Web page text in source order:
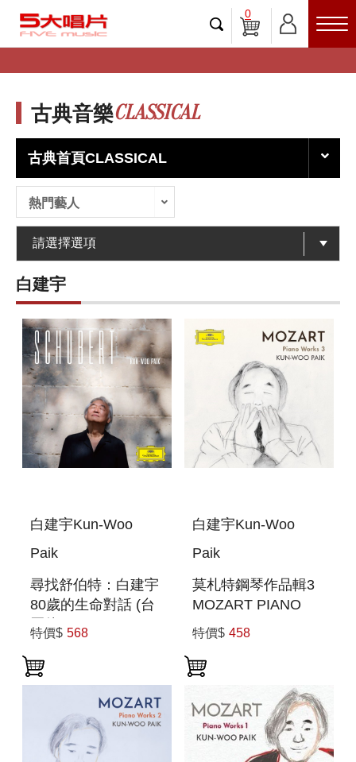
0
古典音樂CLASSICAL
古典首頁CLASSICAL
熱門藝人
白建宇
白建宇Kun-Woo
Paik
尋找舒伯特：白建宇
80歲的生命對話 (台
壓片) SCHUBERT
特價$ 568
白建宇Kun-Woo
Paik
莫札特鋼琴作品輯3
MOZART PIANO
WORKS 3
特價$ 458